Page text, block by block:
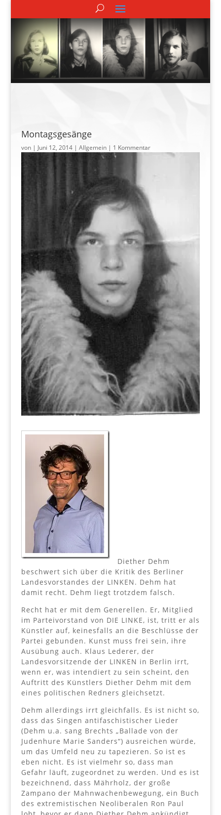
Montagsgesänge
von | Juni 12, 2014| Allgemein | 1 Kommentar
Diether Dehm
beschwert sich über die Kritik des Berliner
Landesvorstandes der LINKEN. Dehm hat
damit recht. Dehm liegt trotzdem falsch.
Recht hat er mit dem Generellen. Er, Mitglied
im Parteivorstand von DIE LINKE, ist, tritt er als
Künstler auf, keinesfalls an die Beschlüsse der
Partei gebunden. Kunst muss frei sein, ihre
Ausübung auch. Klaus Lederer, der
Landesvorsitzende der LINKEN in Berlin irrt,
wenn er, was intendiert zu sein scheint, den
Auftritt des Künstlers Diether Dehm mit dem
eines politischen Redners gleichsetzt.
Dehm allerdings irrt gleichfalls. Es ist nicht so,
dass das Singen antifaschistischer Lieder
(Dehm u.a. sang Brechts „Ballade von der
Judenhure Marie Sanders“) ausreichen würde,
um das Umfeld neu zu tapezieren. So ist es
eben nicht. Es ist vielmehr so, dass man
Gefahr läuft, zugeordnet zu werden. Und es ist
bezeichnend, dass Mährholz, der große
Zampano der Mahnwachenbewegung, ein Buch
des extremistischen Neoliberalen Ron Paul